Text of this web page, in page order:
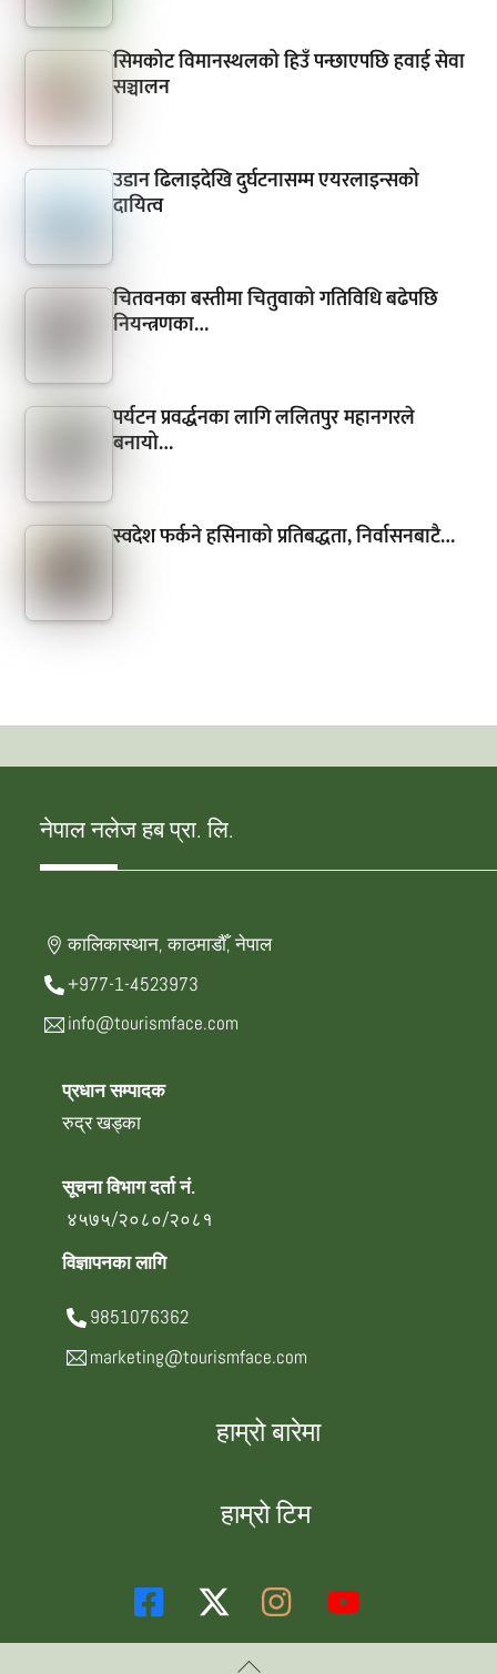
सिमकोट विमानस्थलको हिउँ पन्छाएपछि हवाई सेवा
सञ्चालन
उडान ढिलाइदेखि दुर्घटनासम्म एयरलाइन्सको
दायित्व
चितवनका बस्तीमा चितुवाको गतिविधि बढेपछि
नियन्त्रणका…
पर्यटन प्रवर्द्धनका लागि ललितपुर महानगरले
बनायो…
स्वदेश फर्कने हसिनाको प्रतिबद्धता, निर्वासनबाटै…
नेपाल नलेज हब प्रा. लि.
कालिकास्थान, काठमाडौँ, नेपाल
+977-1-4523973
info@tourismface.com
प्रधान सम्पादक
रुद्र खड्का
सूचना विभाग दर्ता नं.
४५७५/२०८०/२०८१
विज्ञापनका लागि
9851076362
marketing@tourismface.com
हाम्रो बारेमा
हाम्रो टिम
Back